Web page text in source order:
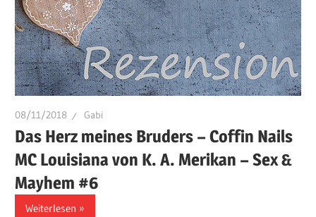
08/11/2018 Gabi
Das Herz meines Bruders – Coffin Nails
MC Louisiana von K. A. Merikan – Sex &
Mayhem #6
Weiterlesen